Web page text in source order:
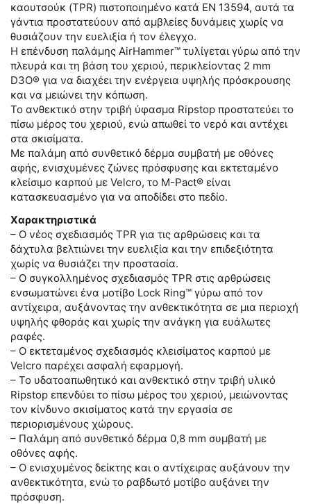
καουτσούκ (TPR) πιστοποιημένο κατά EN 13594, αυτά τα
γάντια προστατεύουν από αμβλείες δυνάμεις χωρίς να
θυσιάζουν την ευελιξία ή τον έλεγχο.
Η επένδυση παλάμης AirHammer™ τυλίγεται γύρω από την
πλευρά και τη βάση του χεριού, περικλείοντας 2 mm
D3O® για να διαχέει την ενέργεια υψηλής πρόσκρουσης
και να μειώνει την κόπωση.
Το ανθεκτικό στην τριβή ύφασμα Ripstop προστατεύει το
πίσω μέρος του χεριού, ενώ απωθεί το νερό και αντέχει
στα σκισίματα.
Με παλάμη από συνθετικό δέρμα συμβατή με οθόνες
αφής, ενισχυμένες ζώνες πρόσφυσης και εκτεταμένο
κλείσιμο καρπού με Velcro, το M-Pact® είναι
κατασκευασμένο για να αποδίδει στο πεδίο.
Χαρακτηριστικά
– Ο νέος σχεδιασμός TPR για τις αρθρώσεις και τα
δάχτυλα βελτιώνει την ευελιξία και την επιδεξιότητα
χωρίς να θυσιάζει την προστασία.
– Ο συγκολλημένος σχεδιασμός TPR στις αρθρώσεις
ενσωματώνει ένα μοτίβο Lock Ring™ γύρω από τον
αντίχειρα, αυξάνοντας την ανθεκτικότητα σε μια περιοχή
υψηλής φθοράς και χωρίς την ανάγκη για ευάλωτες
ραφές.
– Ο εκτεταμένος σχεδιασμός κλεισίματος καρπού με
Velcro παρέχει ασφαλή εφαρμογή.
– Το υδατοαπωθητικό και ανθεκτικό στην τριβή υλικό
Ripstop επενδύει το πίσω μέρος του χεριού, μειώνοντας
τον κίνδυνο σκισίματος κατά την εργασία σε
περιορισμένους χώρους.
– Παλάμη από συνθετικό δέρμα 0,8 mm συμβατή με
οθόνες αφής.
– Ο ενισχυμένος δείκτης και ο αντίχειρας αυξάνουν την
ανθεκτικότητα, ενώ το ραβδωτό μοτίβο αυξάνει την
πρόσφυση.